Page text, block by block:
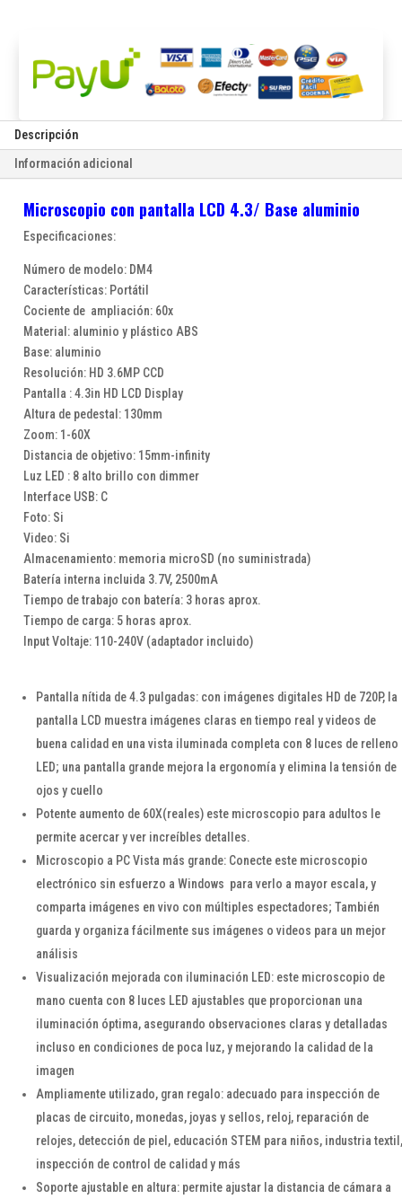
Descripción
Información adicional
Microscopio con pantalla LCD 4.3/ Base aluminio
Especificaciones:
Número de modelo: DM4
Características: Portátil
Cociente de ampliación: 60x
Material: aluminio y plástico ABS
Base: aluminio
Resolución: HD 3.6MP CCD
Pantalla : 4.3in HD LCD Display
Altura de pedestal: 130mm
Zoom: 1-60X
Distancia de objetivo: 15mm-infinity
Luz LED : 8 alto brillo con dimmer
Interface USB: C
Foto: Si
Video: Si
Almacenamiento: memoria microSD (no suministrada)
Batería interna incluida 3.7V, 2500mA
Tiempo de trabajo con batería: 3 horas aprox.
Tiempo de carga: 5 horas aprox.
Input Voltaje: 110-240V (adaptador incluido)
Pantalla nítida de 4.3 pulgadas: con imágenes digitales HD de 720P, la
pantalla LCD muestra imágenes claras en tiempo real y videos de
buena calidad en una vista iluminada completa con 8 luces de relleno
LED; una pantalla grande mejora la ergonomía y elimina la tensión de
ojos y cuello
Potente aumento de 60X(reales) este microscopio para adultos le
permite acercar y ver increíbles detalles.
Microscopio a PC Vista más grande: Conecte este microscopio
electrónico sin esfuerzo a Windows para verlo a mayor escala, y
comparta imágenes en vivo con múltiples espectadores; También
guarda y organiza fácilmente sus imágenes o videos para un mejor
análisis
Visualización mejorada con iluminación LED: este microscopio de
mano cuenta con 8 luces LED ajustables que proporcionan una
iluminación óptima, asegurando observaciones claras y detalladas
incluso en condiciones de poca luz, y mejorando la calidad de la
imagen
Ampliamente utilizado, gran regalo: adecuado para inspección de
placas de circuito, monedas, joyas y sellos, reloj, reparación de
relojes, detección de piel, educación STEM para niños, industria textil,
inspección de control de calidad y más
Soporte ajustable en altura: permite ajustar la distancia de cámara a